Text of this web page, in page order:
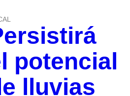
potencial
lluvias